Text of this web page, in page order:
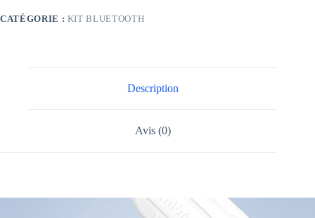
CATÉGORIE : KIT BLUETOOTH
Description
Avis (0)